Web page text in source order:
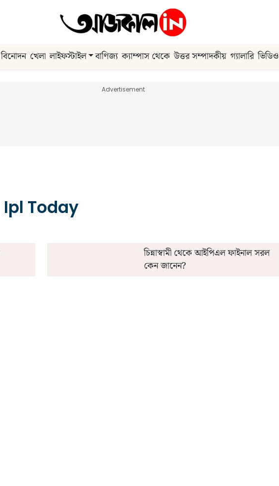
বিনোদন খেলা লাইফস্টাইল বাণিজ্য ক্যাম্পাস থেকে উত্তর সম্পাদকীয় গ্যালারি ভিডিও
Advertisement
Ipl Today
চিন্নাস্বামী থেকে আইপিএল ফাইনাল সরল
কেন জানেন?